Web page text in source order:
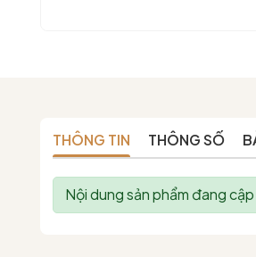
THÔNG TIN THÔNG SỐ
Nội dung sản phẩm đang